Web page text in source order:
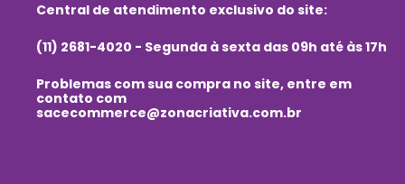
Central de atendimento exclusivo do site:
(11) 2681-4020 - Segunda à sexta das 09h até às 17h
Problemas com sua compra no site, entre em
contato com
sacecommerce@zonacriativa.com.br